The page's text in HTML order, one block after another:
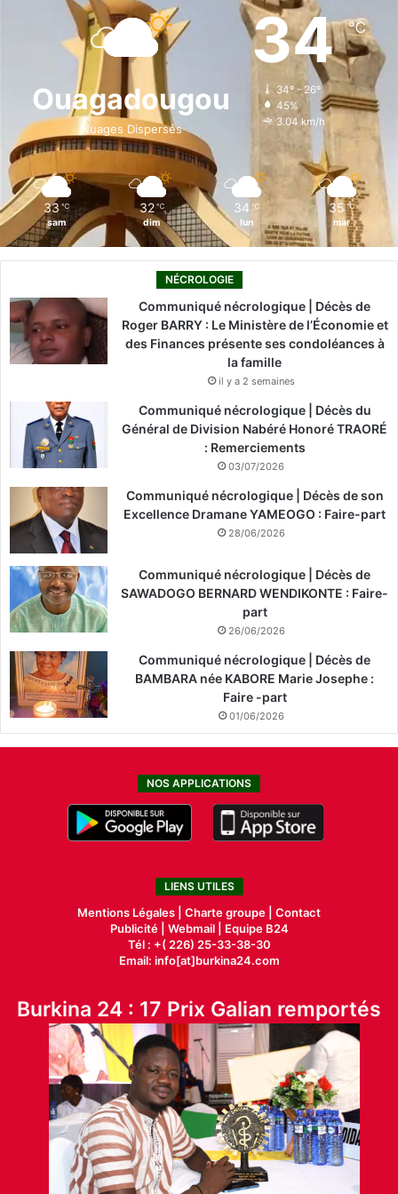
e
o
k
i
n
t
a
g
r
T
o
k
Ouagadougou
Nuages Dispersés
34℃
34º - 26º
45%
3.04 km/h
33 ℃
sam
32 ℃
dim
34 ℃
lun
35 ℃
mar
NÉCROLOGIE
Communiqué nécrologique | Décès de
Roger BARRY : Le Ministère de l’Économie et
des Finances présente ses condoléances à
la famille
il y a 2 semaines
Communiqué nécrologique | Décès du
Général de Division Nabéré Honoré TRAORÉ
: Remerciements
03/07/2026
Communiqué nécrologique | Décès de son
Excellence Dramane YAMEOGO : Faire-part
28/06/2026
Communiqué nécrologique | Décès de
SAWADOGO BERNARD WENDIKONTE : Faire-
part
26/06/2026
Communiqué nécrologique | Décès de
BAMBARA née KABORE Marie Josephe :
Faire -part
01/06/2026
NOS APPLICATIONS
LIENS UTILES
Mentions Légales | Charte groupe | Contact
Publicité| Webmail |
Equipe B24
Tél : +( 226) 25-33-38-30
Email: info[at]burkina24.com
Burkina 24 : 17 Prix Galian remportés